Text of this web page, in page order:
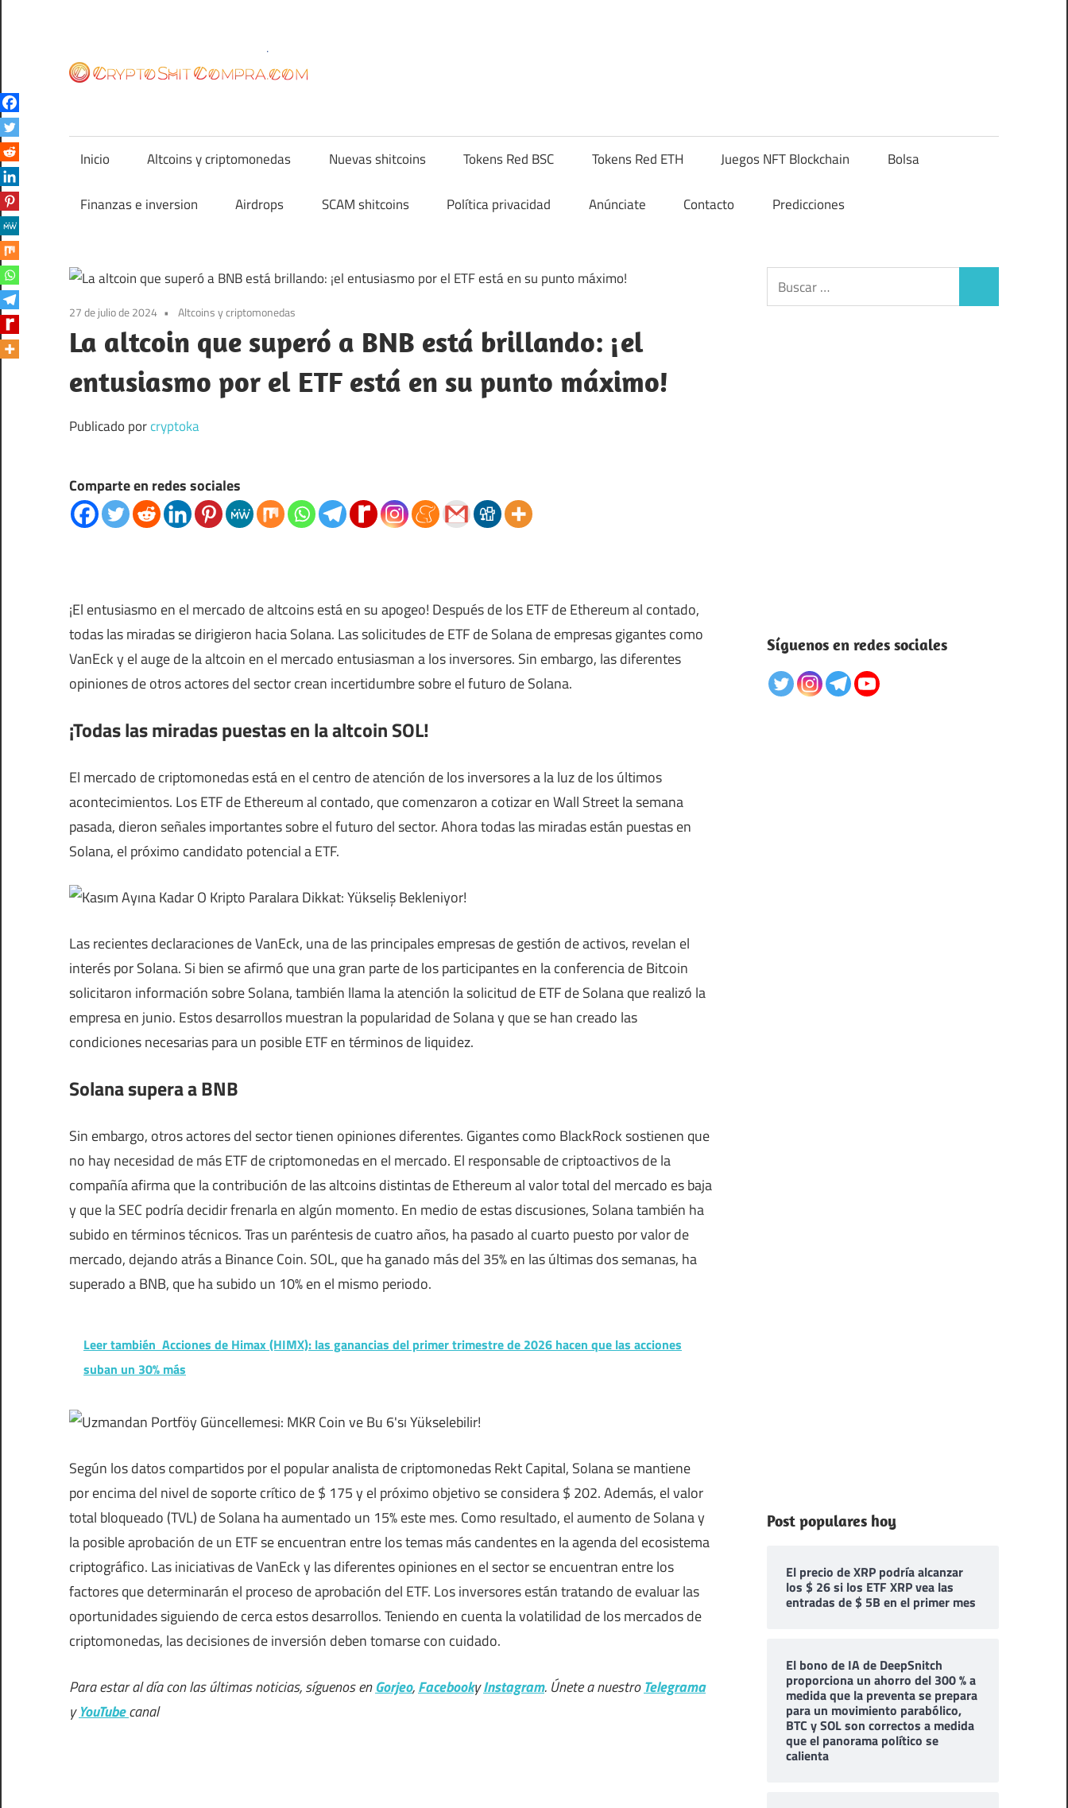
Inicio Altcoins y criptomonedas Nuevas shitcoins Tokens Red BSC Tokens Red ETH Juegos NFT Blockchain Bolsa
Finanzas e inversion Airdrops SCAM shitcoins Política privacidad Anúnciate Contacto Predicciones
27 de julio de 2024 Altcoins y criptomonedas
La altcoin que superó a BNB está brillando: ¡el
entusiasmo por el ETF está en su punto máximo!
Publicado porcryptoka
Comparte en redes sociales
¡El entusiasmo en el mercado de altcoins está en su apogeo! Después de los ETF de Ethereum al contado,
todas las miradas se dirigieron hacia Solana. Las solicitudes de ETF de Solana de empresas gigantes como
VanEck y el auge de la altcoin en el mercado entusiasman a los inversores. Sin embargo, las diferentes
opiniones de otros actores del sector crean incertidumbre sobre el futuro de Solana.
¡Todas las miradas puestas en la altcoin SOL!
El mercado de criptomonedas está en el centro de atención de los inversores a la luz de los últimos
acontecimientos. Los ETF de Ethereum al contado, que comenzaron a cotizar en Wall Street la semana
pasada, dieron señales importantes sobre el futuro del sector. Ahora todas las miradas están puestas en
Solana, el próximo candidato potencial a ETF.
Las recientes declaraciones de VanEck, una de las principales empresas de gestión de activos, revelan el
interés por Solana. Si bien se afirmó que una gran parte de los participantes en la conferencia de Bitcoin
solicitaron información sobre Solana, también llama la atención la solicitud de ETF de Solana que realizó la
empresa en junio. Estos desarrollos muestran la popularidad de Solana y que se han creado las
condiciones necesarias para un posible ETF en términos de liquidez.
Solana supera a BNB
Sin embargo, otros actores del sector tienen opiniones diferentes. Gigantes como BlackRock sostienen que
no hay necesidad de más ETF de criptomonedas en el mercado. El responsable de criptoactivos de la
compañía afirma que la contribución de las altcoins distintas de Ethereum al valor total del mercado es baja
y que la SEC podría decidir frenarla en algún momento. En medio de estas discusiones, Solana también ha
subido en términos técnicos. Tras un paréntesis de cuatro años, ha pasado al cuarto puesto por valor de
mercado, dejando atrás a Binance Coin. SOL, que ha ganado más del 35% en las últimas dos semanas, ha
superado a BNB, que ha subido un 10% en el mismo periodo.
Leer también Acciones de Himax (HIMX): las ganancias del primer trimestre de 2026 hacen que las acciones
suban un 30% más
Según los datos compartidos por el popular analista de criptomonedas Rekt Capital, Solana se mantiene
por encima del nivel de soporte crítico de $ 175 y el próximo objetivo se considera $ 202. Además, el valor
total bloqueado (TVL) de Solana ha aumentado un 15% este mes. Como resultado, el aumento de Solana y
la posible aprobación de un ETF se encuentran entre los temas más candentes en la agenda del ecosistema
criptográfico. Las iniciativas de VanEck y las diferentes opiniones en el sector se encuentran entre los
factores que determinarán el proceso de aprobación del ETF. Los inversores están tratando de evaluar las
oportunidades siguiendo de cerca estos desarrollos. Teniendo en cuenta la volatilidad de los mercados de
criptomonedas, las decisiones de inversión deben tomarse con cuidado.
Para estar al día con las últimas noticias, síguenos enGorjeo,FacebookyInstagram. Únete a nuestroTelegrama
yYouTubecanal
Buscar:
Síguenos en redes sociales
Post populares hoy
El precio de XRP podría alcanzar
los $ 26 si los ETF XRP vea las
entradas de $ 5B en el primer mes
El bono de IA de DeepSnitch
proporciona un ahorro del 300 % a
medida que la preventa se prepara
para un movimiento parabólico,
BTC y SOL son correctos a medida
que el panorama político se
calienta